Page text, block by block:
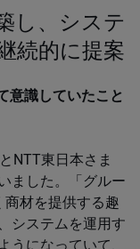
し、システ
続的に提案
意識していたこと
​NTT​東日本さま
ました。「グルー
材を提供する趣
システムを運用す
うになっていて、